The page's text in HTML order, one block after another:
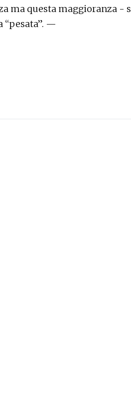
ma questa maggioranza -
“pesata”. —